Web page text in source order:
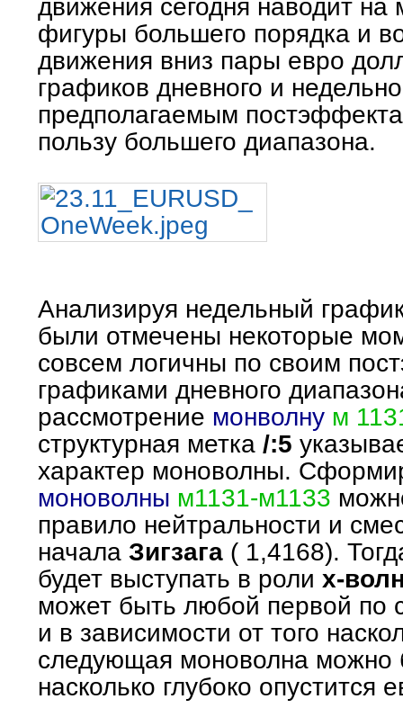
движения сегодня наводит
фигуры большего порядка и
движения вниз пары евро
графиков дневного и
предполагаемым
пользу большего диапазона.
Анализируя недельный
были отмечены некоторые
совсем логичны по своим
графиками дневного
рассмотрение монволну м
структурная метка /:5
характер моноволны.
моноволны м1131-м1133
правило нейтральности и
начала Зигзага ( 1,4168).
будет выступать в роли х-
может быть любой первой по
и в зависимости от того
следующая моноволна можно
насколько глубоко опустится